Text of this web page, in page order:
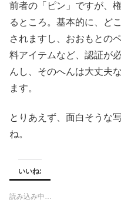
前者の「ピン」ですが、
るところ。基本的に、ど
されますし、おおもとの
料アイテムなど、認証が
んし、そのへんは大丈夫
ます。
とりあえず、面白そうな
ね。
いいね:
読み込み中…